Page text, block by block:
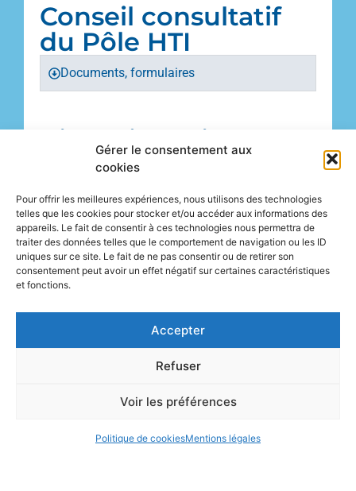
Gérer le consentement aux
cookies
Pour offrir les meilleures expériences, nous utilisons des technologies
telles que les cookies pour stocker et/ou accéder aux informations des
appareils. Le fait de consentir à ces technologies nous permettra de
traiter des données telles que le comportement de navigation ou les ID
uniques sur ce site. Le fait de ne pas consentir ou de retirer son
consentement peut avoir un effet négatif sur certaines caractéristiques
et fonctions.
Accepter
Refuser
Voir les préférences
Politique de cookiesMentions légales
Conseil consultatif
du Pôle HTI
Documents, formulaires
Aides financières
Aides financières proposées par le pôle HTI